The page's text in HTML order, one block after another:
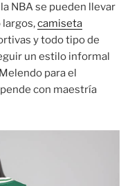
NBA se pueden llevar
largos,camiseta
y todo tipo de
un estilo informal
para el
con maestría